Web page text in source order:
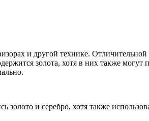
и другой технике.
золота, хотя в них также могут
и серебро, хотя также